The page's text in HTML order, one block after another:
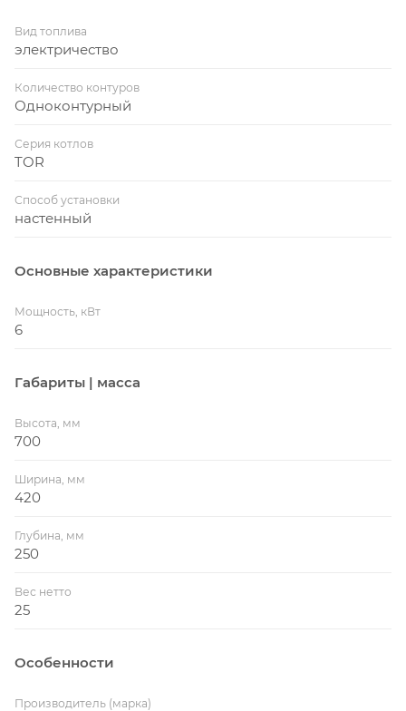
Вид топлива
электричество
Количество контуров
Одноконтурный
Серия котлов
TOR
Способ установки
настенный
Основные характеристики
Мощность, кВт
6
Габариты | масса
Высота, мм
700
Ширина, мм
420
Глубина, мм
250
Вес нетто
25
Особенности
Производитель (марка)